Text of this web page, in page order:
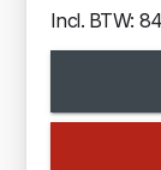
Incl. BTW: